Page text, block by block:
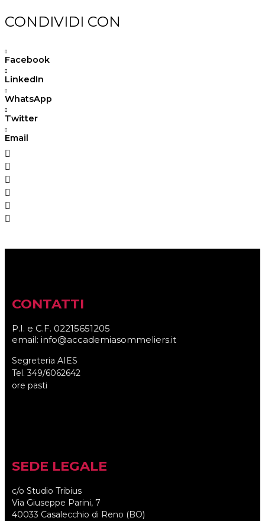
CONDIVIDI CON
Facebook
LinkedIn
WhatsApp
Twitter
Email
CONTATTI
P.I. e C.F. 02215651205
email: info@accademiasommeliers.it
Segreteria AIES
Tel. 349/6062642
ore pasti
SEDE LEGALE
c/o Studio Tribius
Via Giuseppe Parini, 7
40033 Casalecchio di Reno (BO)